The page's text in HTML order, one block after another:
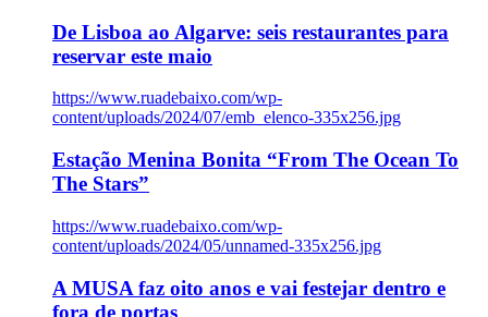
De Lisboa ao Algarve: seis restaurantes para
reservar este maio
https://www.ruadebaixo.com/wp-
content/uploads/2024/07/emb_elenco-335x256.jpg
Estação Menina Bonita “From The Ocean To
The Stars”
https://www.ruadebaixo.com/wp-
content/uploads/2024/05/unnamed-335x256.jpg
A MUSA faz oito anos e vai festejar dentro e
fora de portas